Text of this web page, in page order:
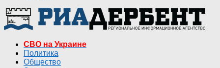
СВО на Украине
Политика
Общество